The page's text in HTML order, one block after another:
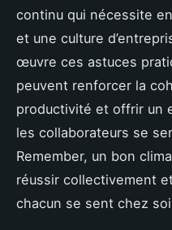
continu qui nécessite
et une culture
œuvre ces astuces
peuvent renforcer la
productivité et offrir un
les collaborateurs se
Remember, un bon
réussir collectivement
chacun se sent chez